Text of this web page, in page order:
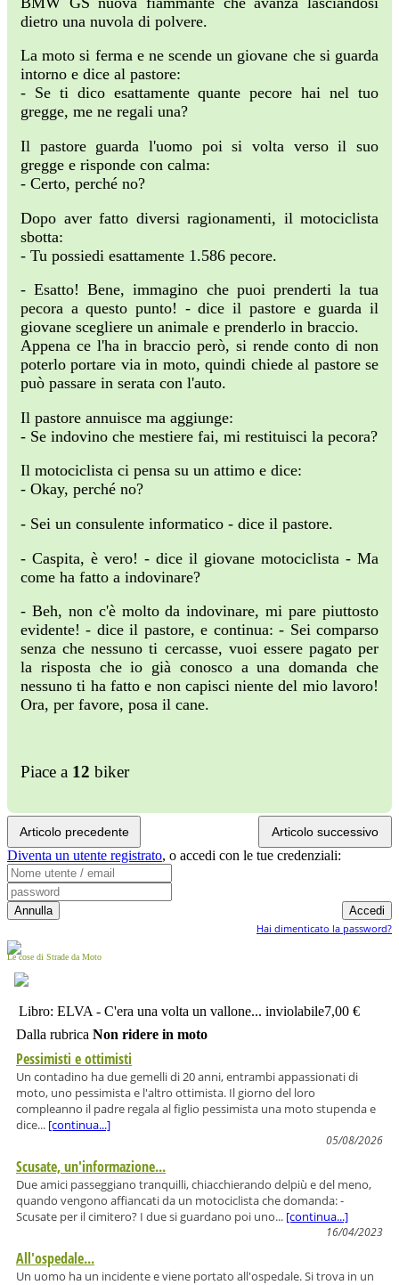
dietro una nuvola di polvere.
La moto si ferma e ne scende un giovane che si guarda
intorno e dice al pastore:
- Se ti dico esattamente quante pecore hai nel tuo
gregge, me ne regali una?
Il pastore guarda l'uomo poi si volta verso il suo
gregge e risponde con calma:
- Certo, perché no?
Dopo aver fatto diversi ragionamenti, il motociclista
sbotta:
- Tu possiedi esattamente 1.586 pecore.
- Esatto! Bene, immagino che puoi prenderti la tua
pecora a questo punto! - dice il pastore e guarda il
giovane scegliere un animale e prenderlo in braccio.
Appena ce l'ha in braccio però, si rende conto di non
poterlo portare via in moto, quindi chiede al pastore se
può passare in serata con l'auto.
Il pastore annuisce ma aggiunge:
- Se indovino che mestiere fai, mi restituisci la pecora?
Il motociclista ci pensa su un attimo e dice:
- Okay, perché no?
- Sei un consulente informatico - dice il pastore.
- Caspita, è vero! - dice il giovane motociclista - Ma
come ha fatto a indovinare?
- Beh, non c'è molto da indovinare, mi pare piuttosto
evidente! - dice il pastore, e continua: - Sei comparso
senza che nessuno ti cercasse, vuoi essere pagato per
la risposta che io già conosco a una domanda che
nessuno ti ha fatto e non capisci niente del mio lavoro!
Ora, per favore, posa il cane.
Piace a 12 biker
Articolo precedente Articolo successivo
Diventa un utente registrato, o accedi con le tue credenziali:
Hai dimenticato la password?
Le cose di Strade da Moto
Libro: ELVA - C'era una volta un vallone... inviolabile7,00 €
Dalla rubrica Non ridere in moto
Pessimisti e ottimisti
Un contadino ha due gemelli di 20 anni, entrambi appassionati di
moto, uno pessimista e l'altro ottimista. Il giorno del loro
compleanno il padre regala al figlio pessimista una moto stupenda e
dice... [continua...]
05/08/2026
Scusate, un'informazione...
Due amici passeggiano tranquilli, chiacchierando delpiù e del meno,
quando vengono affiancati da un motociclista che domanda: -
Scusate per il cimitero? I due si guardano poi uno... [continua...]
16/04/2023
All'ospedale...
Un uomo ha un incidente e viene portato all'ospedale. Si trova in un